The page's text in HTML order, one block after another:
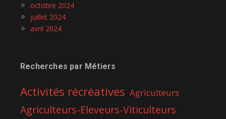
octobre 2024
juillet 2024
avril 2024
Recherches par Métiers
Activités récréatives Agriculteurs
Agriculteurs-Eleveurs-Viticulteurs